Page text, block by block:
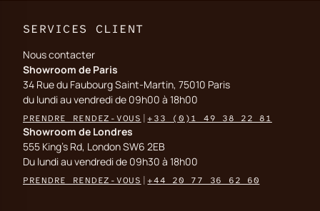
SERVICES CLIENT
Nous contacter
Showroom de Paris
34 Rue du Faubourg Saint-Martin, 75010 Paris
du lundi au vendredi de 09h00 à 18h00
PRENDRE RENDEZ-VOUS +33 (0)1 49 38 22 81
Showroom de Londres
555 King's Rd, London SW6 2EB
Du lundi au vendredi de 09h30 à 18h00
PRENDRE RENDEZ-VOUS +44 20 77 36 62 60